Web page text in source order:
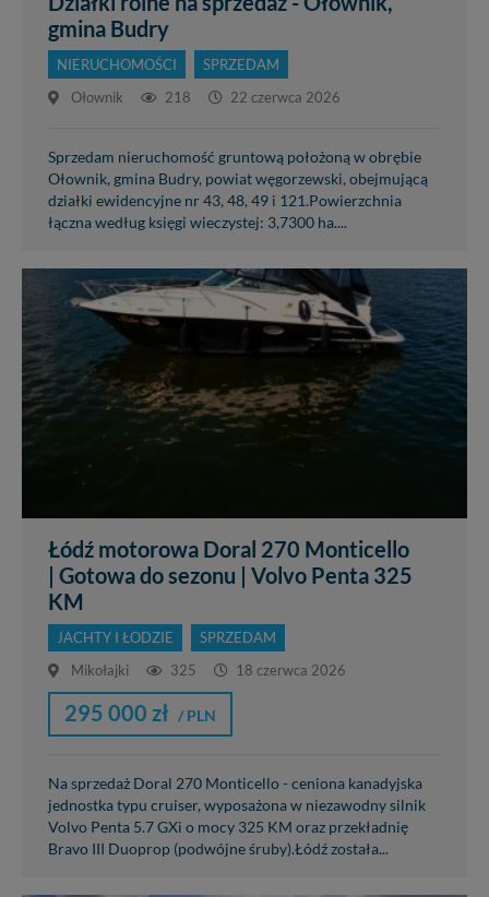
gmina Budry
NIERUCHOMOŚCI
SPRZEDAM
Ołownik
218 22 czerwca 2026
Sprzedam nieruchomość gruntową położoną w obrębie
Ołownik, gmina Budry, powiat węgorzewski, obejmującą
działki ewidencyjne nr 43, 48, 49 i 121.Powierzchnia
łączna według księgi wieczystej: 3,7300 ha....
Łódź motorowa Doral 270 Monticello
| Gotowa do sezonu | Volvo Penta 325
KM
JACHTY I ŁODZIE
SPRZEDAM
Mikołajki
325 18 czerwca 2026
295 000 zł / PLN
Na sprzedaż Doral 270 Monticello - ceniona kanadyjska
jednostka typu cruiser, wyposażona w niezawodny silnik
Volvo Penta 5.7 GXi o mocy 325 KM oraz przekładnię
Bravo III Duoprop (podwójne śruby).Łódź została...
nowo...